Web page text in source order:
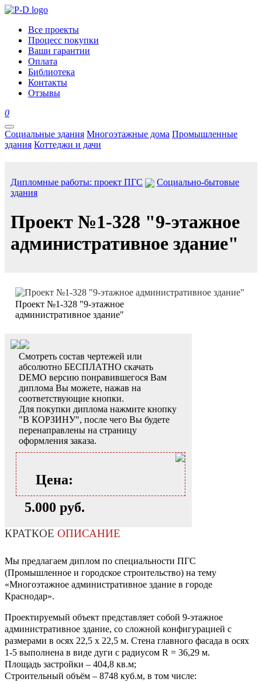
Все проекты
Процесс покупки
Ваши гарантии
Оплата
Библиотека
Контакты
Отзывы
0
Социальные здания Многоэтажные дома Промышленные
здания Коттеджи и дачи
Дипломные работы: проект ПГС
Социально-бытовые
здания
Проект №1-328 "9-этажное
административное здание"
Проект №1-328 "9-этажное
административное здание"
Смотреть состав чертежей или
абсолютно БЕСПЛАТНО скачать
DEMO версию понравившегося Вам
диплома Вы можете, нажав на
соответствующие кнопки.
Для покупки диплома нажмите кнопку
"В КОРЗИНУ", после чего Вы будете
перенаправлены на страницу
оформления заказа.
Цена:
5.000 руб.
КРАТКОЕ ОПИСАНИЕ
Мы предлагаем диплом по специальности ПГС
(Промышленное и городское строительство) на тему
«Многоэтажное административное здание в городе
Краснодар».
Проектируемый объект представляет собой 9-этажное
административное здание, со сложной конфигурацией с
размерами в осях 22,5 х 22,5 м. Стена главного фасада в осях
1-5 выполнена в виде дуги с радиусом R = 36,29 м.
Площадь застройки – 404,8 кв.м;
Строительный объём – 8748 куб.м, в том числе: